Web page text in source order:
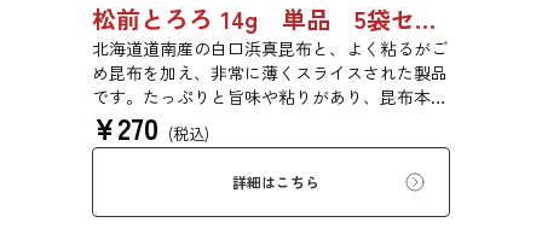
松前とろろ 14g 単品 5袋セット 20袋セット 3443
北海道道南産の白口浜真昆布と、よく粘るがご
め昆布を加え、非常に薄くスライスされた製品
です。たっぷりと旨味や粘りがあり、昆布本来
の風味を存分にご賞味いただけます。現代の食
生活にぜひ一日一度、お好みの量をお召し上が
¥270 (税込)
詳細はこちら